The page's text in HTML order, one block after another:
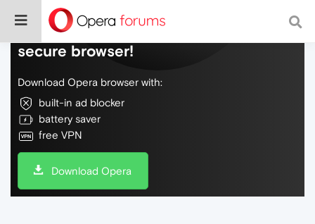
Do more on the web, with a fast and
secure browser!
Download Opera browser with:
built-in ad blocker
battery saver
free VPN
Download Opera